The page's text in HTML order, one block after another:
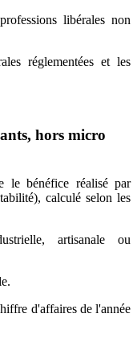
libérales non
réglementées et les
hors micro
le bénéfice réalisé par
calculé selon les
artisanale ou
d'affaires de l'année